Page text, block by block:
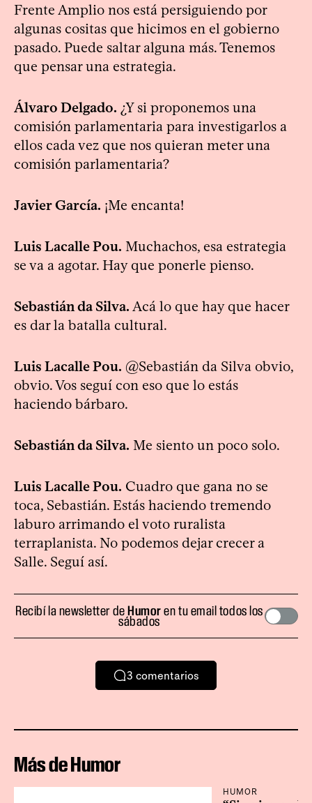
Frente Amplio nos está persiguiendo por
algunas cositas que hicimos en el gobierno
pasado. Puede saltar alguna más. Tenemos
que pensar una estrategia.
Álvaro Delgado. ¿Y si proponemos una
comisión parlamentaria para investigarlos a
ellos cada vez que nos quieran meter una
comisión parlamentaria?
Javier García. ¡Me encanta!
Luis Lacalle Pou. Muchachos, esa estrategia
se va a agotar. Hay que ponerle pienso.
Sebastián da Silva. Acá lo que hay que hacer
es dar la batalla cultural.
Luis Lacalle Pou. @Sebastián da Silva obvio,
obvio. Vos seguí con eso que lo estás
haciendo bárbaro.
Sebastián da Silva. Me siento un poco solo.
Luis Lacalle Pou. Cuadro que gana no se
toca, Sebastián. Estás haciendo tremendo
laburo arrimando el voto ruralista
terraplanista. No podemos dejar crecer a
Salle. Seguí así.
Recibí la newsletter deHumoren tu email todos los
sábados
3 comentarios
Más de Humor
HUMOR